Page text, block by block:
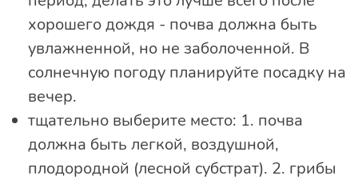
хорошего дождя - почва должна быть
увлажненной, но не заболоченной. В
солнечную погоду планируйте посадку на
вечер.
тщательно выберите место: 1. почва
должна быть легкой, воздушной,
плодородной (лесной субстрат). 2. грибы